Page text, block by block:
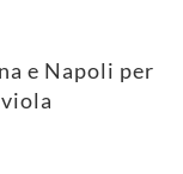
e Napoli per